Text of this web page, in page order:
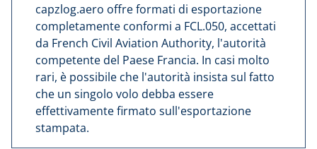
capzlog.aero offre formati di esportazione
completamente conformi a FCL.050, accettati
da French Civil Aviation Authority, l'autorità
competente del Paese Francia. In casi molto
rari, è possibile che l'autorità insista sul fatto
che un singolo volo debba essere
effettivamente firmato sull'esportazione
stampata.